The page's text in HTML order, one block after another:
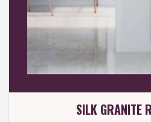
SILK GRANITE